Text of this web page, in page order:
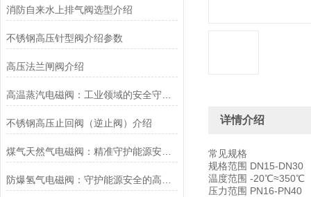
消防自来水上排气阀选型介绍
不锈钢高压针型阀介绍参数
高压法兰闸阀介绍
不锈钢高压止回阀（逆止阀）介绍
煤气天然气电磁阀：精准守护能源安全的“调控卫士”
详情介绍
常见规格
规格范围 DN15-DN30
温度范围 -20℃≈350℃
压力范围 PN16-PN40